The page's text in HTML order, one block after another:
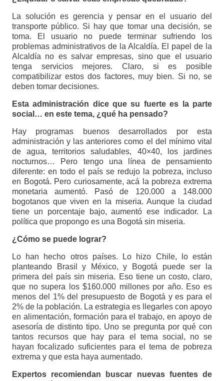
La solución es gerencia y pensar en el usuario del
transporte público. Si hay que tomar una decisión, se
toma. El usuario no puede terminar sufriendo los
problemas administrativos de la Alcaldía. El papel de la
Alcaldía no es salvar empresas, sino que el usuario
tenga servicios mejores. Claro, si es posible
compatibilizar estos dos factores, muy bien. Si no, se
deben tomar decisiones.
Esta administración dice que su fuerte es la parte
social… en este tema, ¿qué ha pensado?
Hay programas buenos desarrollados por esta
administración y las anteriores como el del mínimo vital
de agua, territorios saludables, 40×40, los jardines
nocturnos… Pero tengo una línea de pensamiento
diferente: en todo el país se redujo la pobreza, incluso
en Bogotá. Pero curiosamente, acá la pobreza extrema
monetaria aumentó. Pasó de 120.000 a 148.000
bogotanos que viven en la miseria. Aunque la ciudad
tiene un porcentaje bajo, aumentó ese indicador. La
política que propongo es una Bogotá sin miseria.
¿Cómo se puede lograr?
Lo han hecho otros países. Lo hizo Chile, lo están
planteando Brasil y México, y Bogotá puede ser la
primera del país sin miseria. Eso tiene un costo, claro,
que no supera los $160.000 millones por año. Eso es
menos del 1% del presupuesto de Bogotá y es para el
2% de la población. La estrategia es llegarles con apoyo
en alimentación, formación para el trabajo, en apoyo de
asesoría de distinto tipo. Uno se pregunta por qué con
tantos recursos que hay para el tema social, no se
hayan focalizado suficientes para el tema de pobreza
extrema y que esta haya aumentado.
Expertos recomiendan buscar nuevas fuentes de